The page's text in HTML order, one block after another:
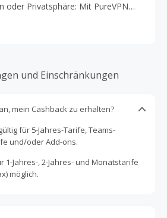
oder Privatsphäre: Mit PureVPN
und Einschränkungen
mein Cashback zu erhalten?
für 5-Jahres-Tarife, Teams-
und/oder Add-ons.
1-Jahres-, 2-Jahres- und Monatstarife
möglich.